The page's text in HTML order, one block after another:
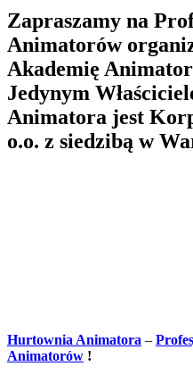
Zapraszamy na
Animatorów
Akademię
Jedynym
Animatora jest
o.o. z siedzibą w
Hurtownia Animatora –
Animatorów !